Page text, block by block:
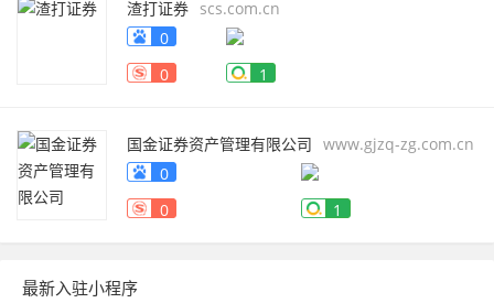
渣打证券 scs.com.cn
0
0
1
国金证券资产管理有限公司 www.gjzq-zg.com.cn
0
0
1
最新入驻小程序